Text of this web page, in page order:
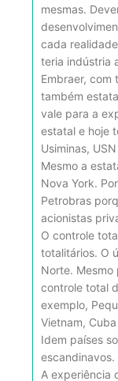
mesmas.
cada
teria indústria
Embraer, com
também
vale para a
estatal e hoje
Usiminas, USN
Mesmo a
Nova York.
Petrobras
acionistas
O controle
totalitários. O
Norte. Mesmo
controle total
exemplo,
Vietnam,
Idem países
escandinavos.
A experiência